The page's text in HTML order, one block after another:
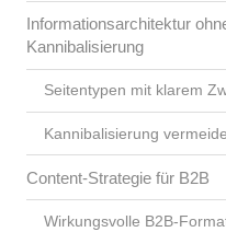
Informationsarchitektur
Kannibalisierung
Seitentypen mit klarem
Kannibalisierung
Content-Strategie für B2B
Wirkungsvolle B2B-